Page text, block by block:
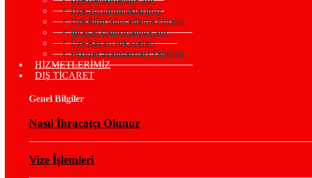
Üye Sorumluluklarımız
Üye Bilgi Güncelleme Formu
İhracat Danışmanına Sor
Üye Başarı Hikayeleri
Hizmet Standartları Tablosu
HİZMETLERİMİZ
DIŞ TİCARET
Genel Bilgiler
Nasıl İhracatçı Olunur
Vize İşlemleri